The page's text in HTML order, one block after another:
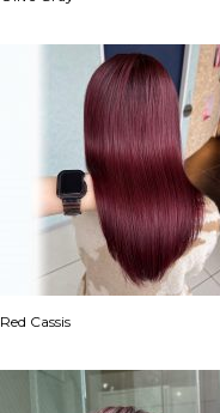
Red Cassis